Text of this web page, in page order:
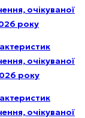
очікуваної
року
очікуваної
року
очікуваної